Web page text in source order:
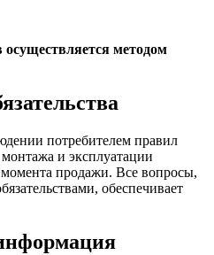
методом
потребителем правил
и эксплуатации
момента продажи. Все вопросы,
обеспечивает